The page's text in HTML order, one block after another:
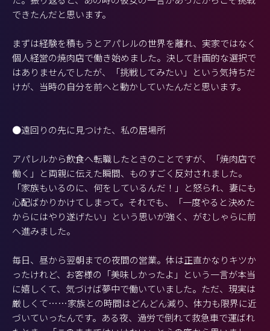
できたんだと思います。
まずは経験を積もうとアパレルの世界を離れ、実家ではなく
個人経営の焼肉店で働き始めました。決して計画的な選択で
はありませんでしたが、「挑戦してみたい」という気持ちだ
けが、当時の自分を前へと動かしていたんだと思います。
●遠回りの先に見つけた、私の居場所
アパレルから飲食へ転職したときのことですが、「焼肉店で
働く」と両親に伝えた瞬間、ものすごく反対されました。
「家族もいるのに、何をしているんだ！」と怒られ、妻にも
心配ばかりかけてしまって。それでも、「一度やると決めた
からにはやり遂げたい」という思いが強く、がむしゃらに前
へ進みました。
毎日、昼から翌朝までの夜間の営業。体は正直かなりキツか
ったけれど、お客様の「美味しかったよ」という一言が本当
に嬉しくて、気づけば夢中で働いていました。ただ、現実は
厳しくて……家族との時間はどんどん減り、体力も限界に近
づいていったんです。ある夜、過労で倒れて救急車で運ばれ